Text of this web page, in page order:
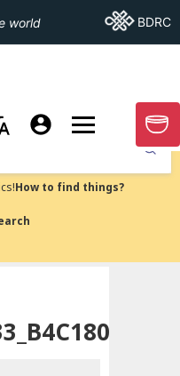
world Go ToBDRC
MORE PAGES
GO
Submit
How to find things?